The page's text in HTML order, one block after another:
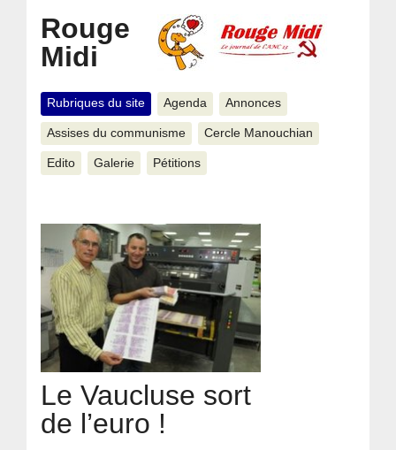
Rouge
Midi
Rubriques du site Agenda Annonces
Assises du communisme Cercle Manouchian
Edito Galerie Pétitions
Le Vaucluse sort
de l’euro !